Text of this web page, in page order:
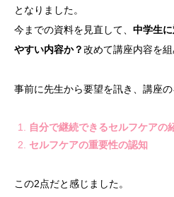
となりました。
今までの資料を見直して、 中学生
やすい内容か？改めて講座内容を組
事前に先生から要望を訊き、講座の
自分で継続できるセルフケアの
セルフケアの重要性の認知
この2点だと感じました。